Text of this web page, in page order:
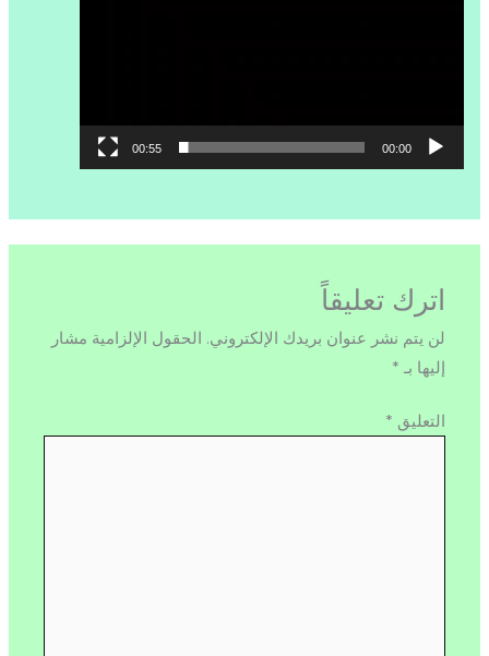
00:00
00:55
اترك تعليقاً
لن يتم نشر عنوان بريدك الإلكتروني. الحقول الإلزامية مشار
إليها بـ *
التعليق *